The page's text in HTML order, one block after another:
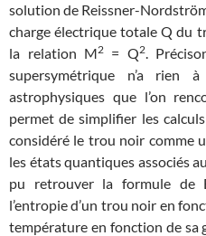
solution de Reissner-
charge électrique totale Q du
la relation M2 = Q2.
supersymétrique n’a
astrophysiques que l’on
permet de simplifier les
considéré le trou noir comme
les états quantiques associés
pu retrouver la formule de
l’entropie d’un trou noir en
température en fonction de sa